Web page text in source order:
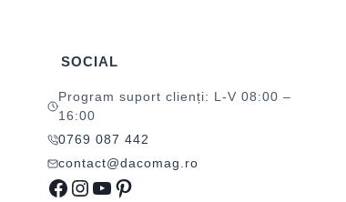
SOCIAL
Program suport clienți: L-V 08:00 –
16:00
0769 087 442
contact@dacomag.ro
Facebook
Instagram
YouTube
Pinterest